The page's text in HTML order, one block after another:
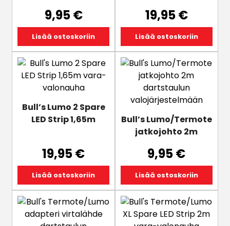
9,95€
Lisää ostoskoriin
19,95€
Lisää ostoskoriin
Bull’s Lumo 2 Spare
LED Strip 1,65m
19,95€
Lisää ostoskoriin
Bull’s Lumo/Termote
jatkojohto 2m
9,95€
Lisää ostoskoriin